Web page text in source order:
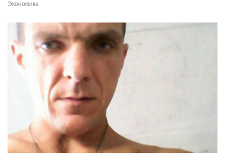
Экономика